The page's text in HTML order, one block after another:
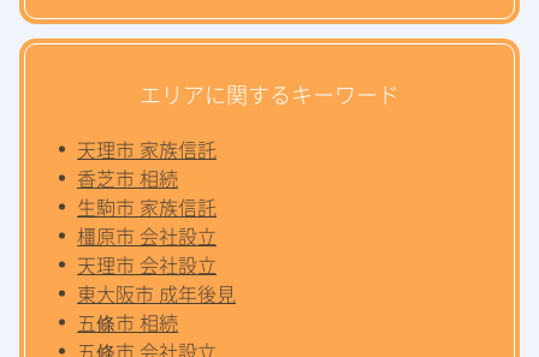
エリアに関するキーワード
天理市 家族信託
香芝市 相続
生駒市 家族信託
橿原市 会社設立
天理市 会社設立
東大阪市 成年後見
五條市 相続